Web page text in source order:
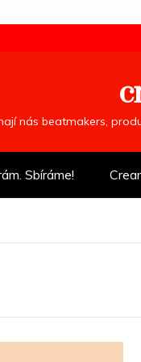
nás beatmakers,
Sbíráme!